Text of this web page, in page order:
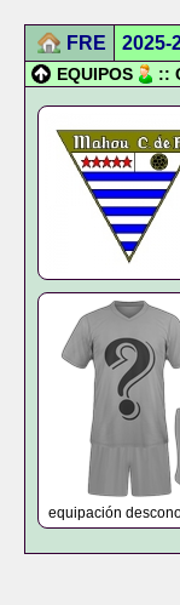
FRE 2025-
EQUIPOS ::
equipación